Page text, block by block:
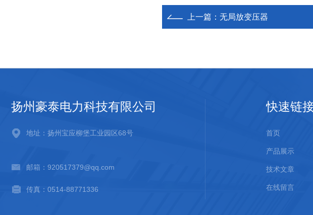
上一篇： 无局放变压器
扬州豪泰电力科技有限公司
地址：扬州宝应柳堡工业园区68号
邮箱：920517379@qq.com
传真：0514-88771336
快速链
首页
产品展示
技术文章
在线留言